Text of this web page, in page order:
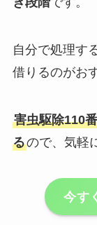
自分で処理す
借りるのがお
害虫駆除110
るので、気軽
今す